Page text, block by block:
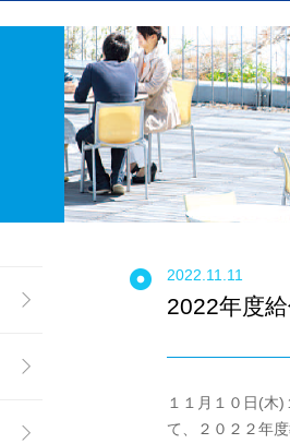
2022.11.11
2022年度
１１月１０日(木
て、２０２２年